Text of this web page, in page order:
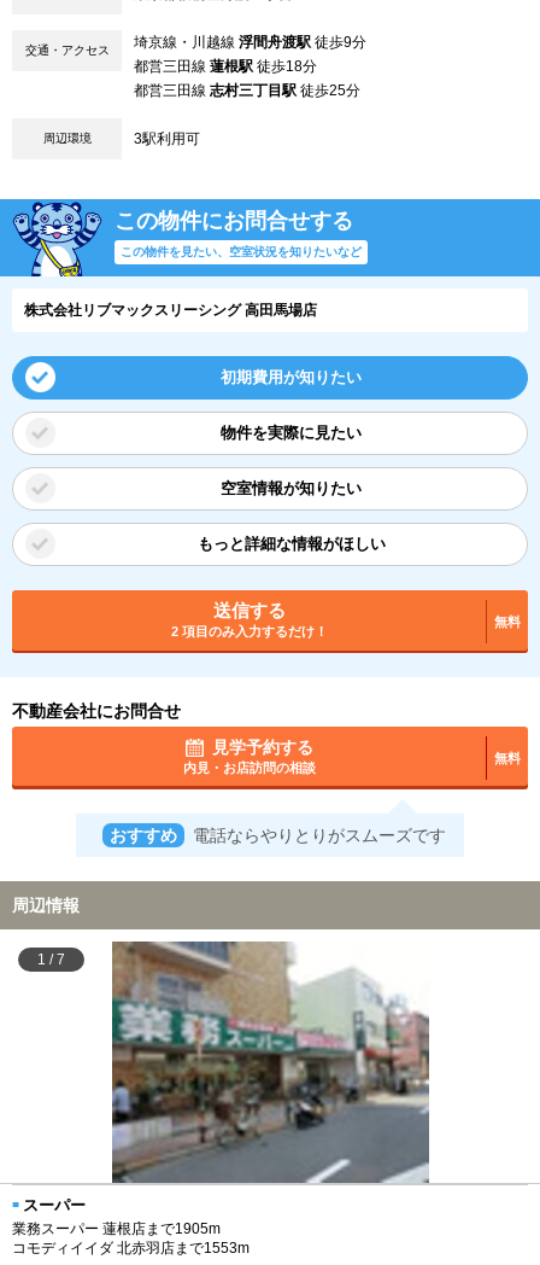
交通・アクセス 埼京線・川越線 浮間舟渡駅 徒歩9分
都営三田線 蓮根駅 徒歩18分
都営三田線 志村三丁目駅 徒歩25分
周辺環境 3駅利用可
この物件にお問合せする
この物件を見たい、空室状況を知りたいなど
株式会社リブマックスリーシング 高田馬場店
初期費用が知りたい
物件を実際に見たい
空室情報が知りたい
もっと詳細な情報がほしい
送信する
2 項目のみ入力するだけ！
無料
不動産会社にお問合せ
見学予約する
内見・お店訪問の相談
無料
おすすめ 電話ならやりとりがスムーズです
周辺情報
1 /7
スーパー
業務スーパー 蓮根店まで1905m
コモディイイダ 北赤羽店まで1553m